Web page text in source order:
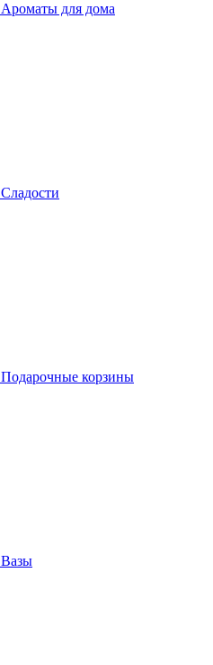
Ароматы для дома
Сладости
Подарочные корзины
Вазы